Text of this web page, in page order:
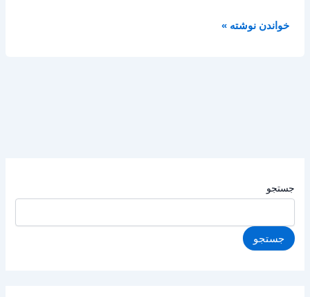
جستجو
جستجو
خواندن نوشته »